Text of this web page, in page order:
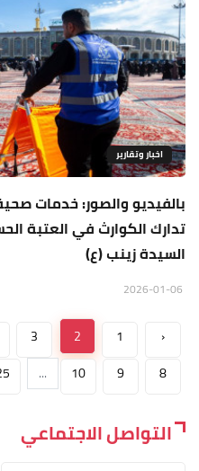
اخبار وتقارير
بالفيديو والصور: خدمات
تدارك الكوارث في العتبة
السيدة زينب (ع)
‹
1
2
3
8
9
10
...
التواصل الاجتماعي